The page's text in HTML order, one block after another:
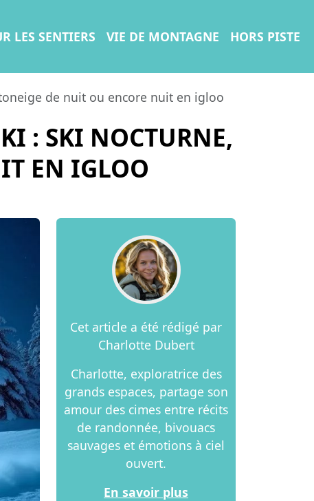
LES SENTIERS VIE DE MONTAGNE HORS PISTE
de nuit ou encore nuit en igloo
: SKI NOCTURNE,
EN IGLOO
Cet article a été rédigé par
Charlotte Dubert
Charlotte, exploratrice des
grands espaces, partage son
amour des cimes entre récits
de randonnée, bivouacs
sauvages et émotions à ciel
ouvert.
En savoir plus